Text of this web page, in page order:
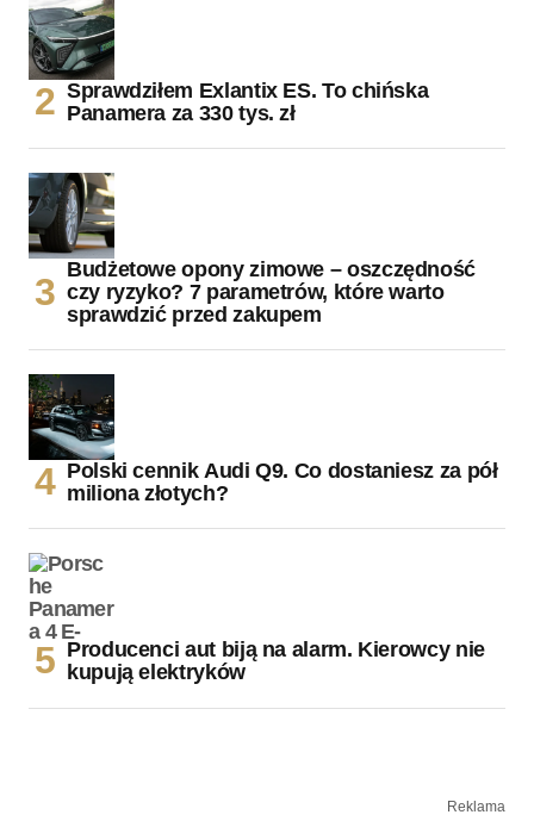
Sprawdziłem Exlantix ES. To chińska
Panamera za 330 tys. zł
Budżetowe opony zimowe – oszczędność
czy ryzyko? 7 parametrów, które warto
sprawdzić przed zakupem
Polski cennik Audi Q9. Co dostaniesz za pół
miliona złotych?
Producenci aut biją na alarm. Kierowcy nie
kupują elektryków
Reklama